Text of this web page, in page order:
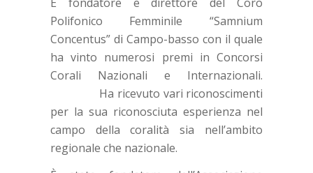
Polifonico Femminile “Samnium
Concentus” di Campo-basso con il quale
ha vinto numerosi premi in Concorsi
Corali Nazionali e Internazionali.
Ha ricevuto vari riconoscimenti
per la sua riconosciuta esperienza nel
campo della coralità sia nell’ambito
regionale che nazionale.